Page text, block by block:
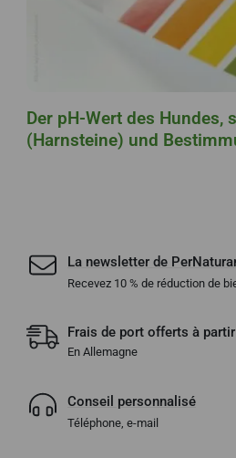
Der pH-Wert des Hundes,
(Harnsteine) und
La newsletter de
Recevez 10 % de réduction de
Frais de port offerts à
En Allemagne
Conseil personnalisé
Téléphone, e-mail